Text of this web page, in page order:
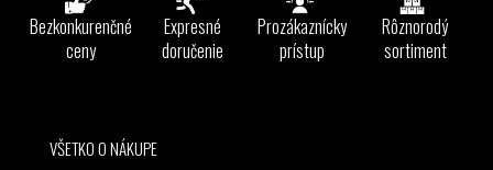
Bezkonkurenčné
ceny
Expresné
doručenie
Prozákaznícky
prístup
Rôznorodý
sortiment
VŠETKO O NÁKUPE